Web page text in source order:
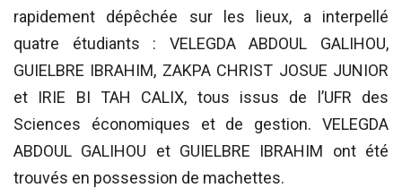
rapidement dépêchée sur les lieux, a interpellé
quatre étudiants : VELEGDA ABDOUL GALIHOU,
GUIELBRE IBRAHIM, ZAKPA CHRIST JOSUE JUNIOR
et IRIE BI TAH CALIX, tous issus de l’UFR des
Sciences économiques et de gestion. VELEGDA
ABDOUL GALIHOU et GUIELBRE IBRAHIM ont été
trouvés en possession de machettes.